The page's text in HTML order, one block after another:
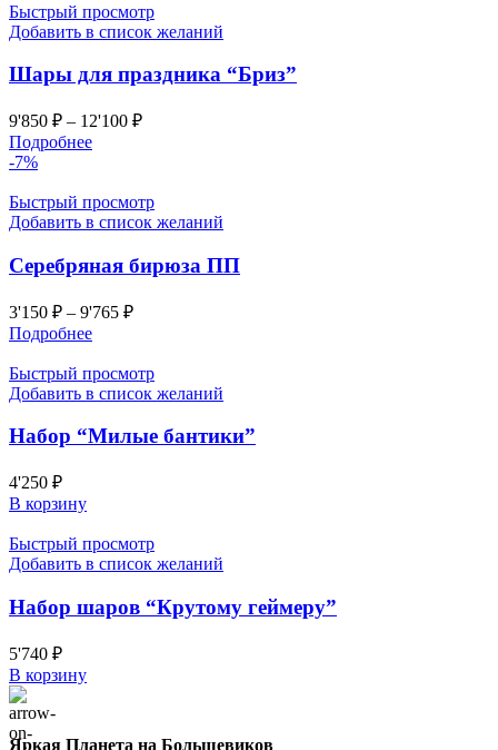
Быстрый просмотр
Добавить в список желаний
Шары для праздника “Бриз”
9'850 ₽ – 12'100 ₽
Подробнее
-7%
Быстрый просмотр
Добавить в список желаний
Серебряная бирюза ПП
3'150 ₽ – 9'765 ₽
Подробнее
Быстрый просмотр
Добавить в список желаний
Набор “Милые бантики”
4'250 ₽
В корзину
Быстрый просмотр
Добавить в список желаний
Набор шаров “Крутому геймеру”
5'740 ₽
В корзину
Яркая Планета на Большевиков